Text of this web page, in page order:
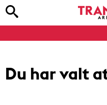
Du har valt